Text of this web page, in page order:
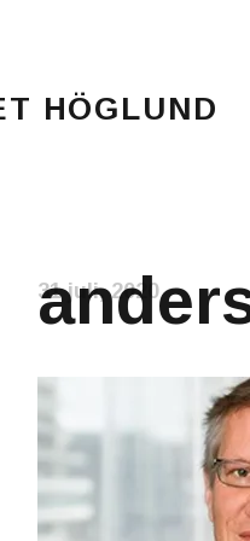
HÖGLUND
31 juli, 2020